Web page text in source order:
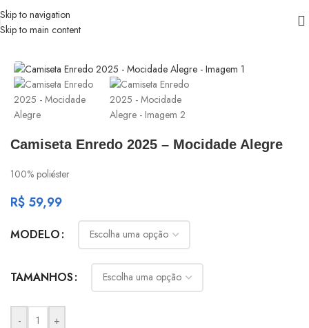
Skip to navigation
Skip to main content
Início/Mocidade Alegre
Camiseta Enredo 2025 – Mocidade Alegre
100% poliéster
R$ 59,99
MODELO
TAMANHOS
- +